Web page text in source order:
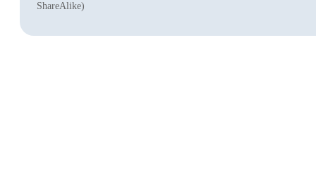
ShareAlike)